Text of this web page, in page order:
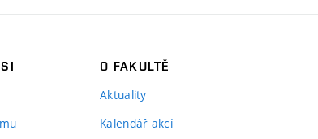
O FAKULTĚ
Aktuality
Kalendář akcí